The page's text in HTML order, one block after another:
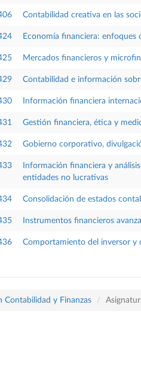
Contabilidad creativa en las
Economía financiera: enfoques
Mercados financieros y
Contabilidad e información
Información financiera
Gestión financiera, ética y
Gobierno corporativo,
Información financiera y
entidades no lucrativas
Consolidación de estados
Instrumentos financieros
Comportamiento del inversor y
Contabilidad y Finanzas